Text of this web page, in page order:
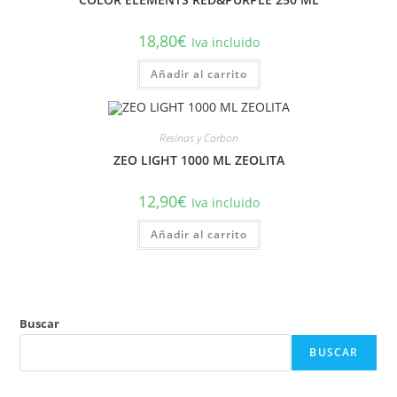
18,80€ Iva incluido
Añadir al carrito
Resinas y Carbon
ZEO LIGHT 1000 ML ZEOLITA
12,90€ Iva incluido
Añadir al carrito
Buscar
BUSCAR